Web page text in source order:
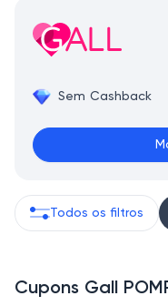
Sem Cashback
Todos os filtros
Cupons Gall